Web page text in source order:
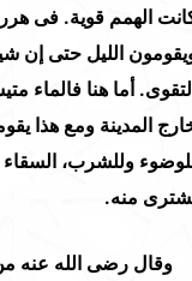
الهمم قوية. فى هرر
الليل حتى إن
التقوى. أما هنا فالماء
المدينة ومع هذا
وللشرب، السقاء
منه.
وقال رضى الله عنه